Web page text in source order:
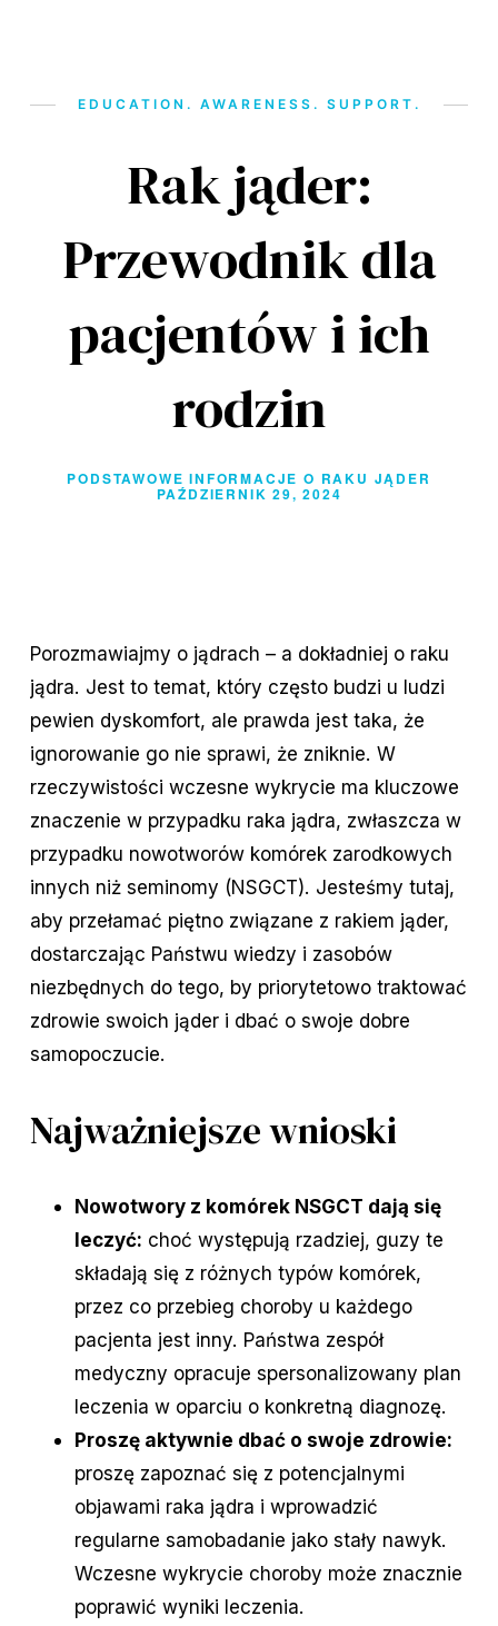
EDUCATION. AWARENESS. SUPPORT.
Rak jąder:
Przewodnik dla
pacjentów i ich
rodzin
PODSTAWOWE INFORMACJE O RAKU JĄDER
PAŹDZIERNIK 29, 2024
Porozmawiajmy o jądrach – a dokładniej o raku
jądra. Jest to temat, który często budzi u ludzi
pewien dyskomfort, ale prawda jest taka, że
ignorowanie go nie sprawi, że zniknie. W
rzeczywistości wczesne wykrycie ma kluczowe
znaczenie w przypadku raka jądra, zwłaszcza w
przypadku nowotworów komórek zarodkowych
innych niż seminomy (NSGCT). Jesteśmy tutaj,
aby przełamać piętno związane z rakiem jąder,
dostarczając Państwu wiedzy i zasobów
niezbędnych do tego, by priorytetowo traktować
zdrowie swoich jąder i dbać o swoje dobre
samopoczucie.
Najważniejsze wnioski
Nowotwory z komórek NSGCT dają się
leczyć: choć występują rzadziej, guzy te
składają się z różnych typów komórek,
przez co przebieg choroby u każdego
pacjenta jest inny. Państwa zespół
medyczny opracuje spersonalizowany plan
leczenia w oparciu o konkretną diagnozę.
Proszę aktywnie dbać o swoje zdrowie:
proszę zapoznać się z potencjalnymi
objawami raka jądra i wprowadzić
regularne samobadanie jako stały nawyk.
Wczesne wykrycie choroby może znacznie
poprawić wyniki leczenia.